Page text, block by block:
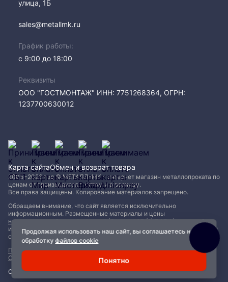
Продолжая использовать наш сайт, вы соглашаетесь на
обработкуфайлов cookie
Понятно
улица, 1Б
sales@metallmk.ru
График работы:
с 9:00 до 18:00
Реквизиты
ООО "ГОСТМОНТАЖ" ИНН: 7751268364, ОГРН:
1237700630012
2005−2026 год © МЕТАЛЛ-МК - интернет магазин металлопроката по
ценам от производителя, оптом и в розницу.
Все права защищены. Копирование материалов запрещено.
Обращаем внимание, что сайт является исключительно
информационным. Размещенные материалы и цены
не являются публичной офертой (Статья 437 (2) ГК РФ)и могут быть
изменены без уведомления. Для уточнения наличия, характеристик и
стоимости материалов обращайтесь в офисы продаж.
Политика конфиденциальности|Пользовательское соглашение|
Обработка файлов Cookie
Сделано с ❤️
Карта сайтаОбмен и возврат товара